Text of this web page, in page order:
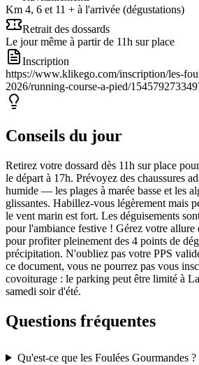
Km 4, 6 et 11 + à l'arrivée (dégustations)
Retrait des dossards
Le jour même à partir de 11h sur place
Inscription
https://www.klikego.com/inscription/les-
2026/running-course-a-pied/
Conseils du jour
Retirez votre dossard dès 11h sur place
le départ à 17h. Prévoyez des chaussures
humide — les plages à marée basse et les
glissantes. Habillez-vous légèrement mais
le vent marin est fort. Les déguisements
pour l'ambiance festive ! Gérez votre allure
pour profiter pleinement des 4 points de
précipitation. N'oubliez pas votre PPS
ce document, vous ne pourrez pas vous
covoiturage : le parking peut être limité à
samedi soir d'été.
Questions fréquentes
Qu'est-ce que les Foulées Gourmandes ?